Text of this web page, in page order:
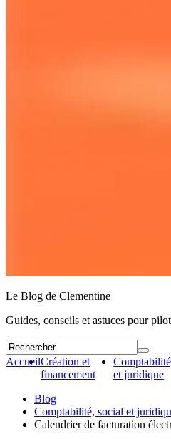
Le Blog de Clementine
Guides, conseils et astuces pour
AccueilCréation et
financement
et juridique
Blog
Comptabilité, social et
Calendrier de facturation